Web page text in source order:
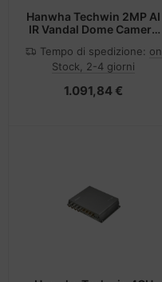
Hanwha Techwin 2MP AI
IR Vandal Dome Camera
New
Tempo di spedizione: on
Stock, 2-4 giorni
1.091,84 €